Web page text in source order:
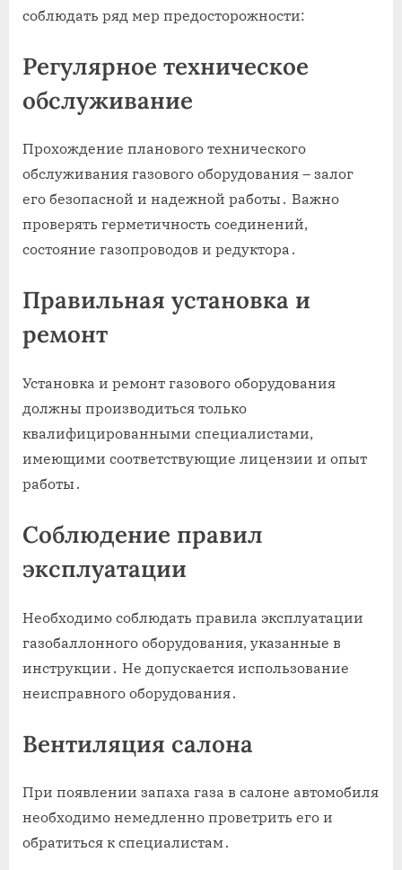
соблюдать ряд мер предосторожности:
Регулярное техническое
обслуживание
Прохождение планового технического
обслуживания газового оборудования – залог
его безопасной и надежной работы․ Важно
проверять герметичность соединений,
состояние газопроводов и редуктора․
Правильная установка и
ремонт
Установка и ремонт газового оборудования
должны производиться только
квалифицированными специалистами,
имеющими соответствующие лицензии и опыт
работы․
Соблюдение правил
эксплуатации
Необходимо соблюдать правила эксплуатации
газобаллонного оборудования, указанные в
инструкции․ Не допускается использование
неисправного оборудования․
Вентиляция салона
При появлении запаха газа в салоне автомобиля
необходимо немедленно проветрить его и
обратиться к специалистам․